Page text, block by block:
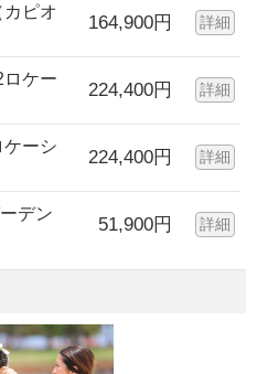
カピオ
164,900円 詳細
ケー
224,400円 詳細
ーシ
224,400円 詳細
デン
51,900円 詳細